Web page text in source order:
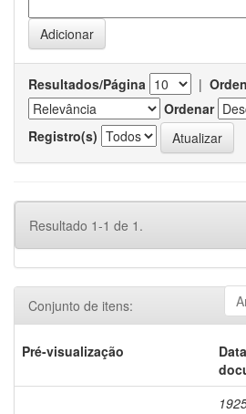
Resultados/Página |
Ordenar
Registro(s)
Resultado 1-1 de 1.
Conjunto de itens:
Pré-visualização